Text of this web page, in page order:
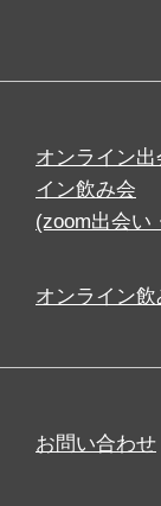
オンライン
イン飲み会
(zoom出会い
オンライン
お問い合わせ